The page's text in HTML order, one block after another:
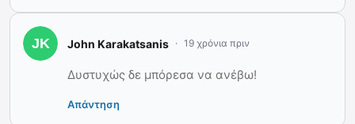
John Karakatsanis 19 χρόνια πριν
Δυστυχώς δε μπόρεσα να ανέβω!
Απάντηση